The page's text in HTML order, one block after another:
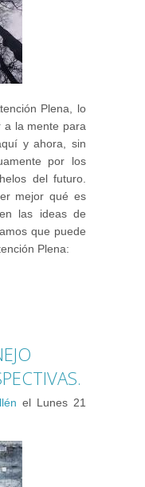
Plena, lo
a la mente para
y ahora, sin
por los
del futuro.
mejor qué es
las ideas de
que puede
Plena:
el Lunes 21